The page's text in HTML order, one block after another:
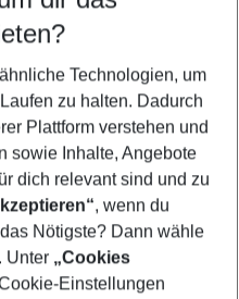
Technologien, um
zu halten. Dadurch
Plattform verstehen und
sowie Inhalte, Angebote
dich relevant sind und zu
, wenn du
Nötigste? Dann wähle
. Unter „Cookies
Einstellungen